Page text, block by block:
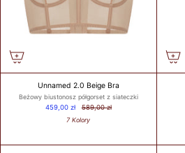
Unnamed 2.0 Beige Bra
Beżowy biustonosz półgorset z siateczki
459,00 zł
589,00 zł
7 Kolory